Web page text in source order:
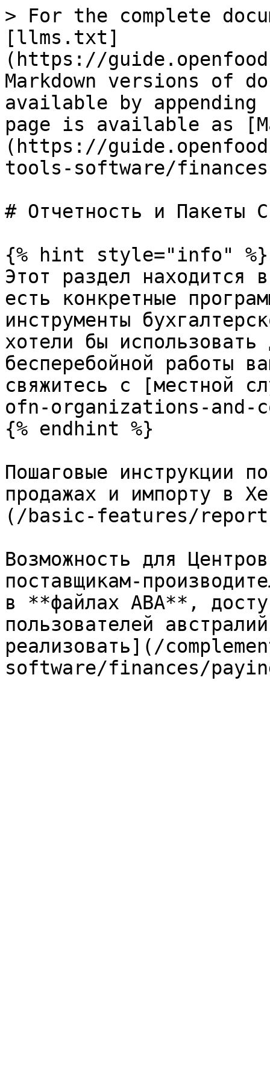
> For the complete
[llms.txt]
(https://
Markdown versions of
available by
page is available as
(https://
tools-software/
# Отчетность и Пакеты
{% hint style="info" %}
Этот раздел находится
есть конкретные
инструменты
хотели бы использовать
бесперебойной работы
свяжитесь с [местной
ofn-organizations-and-
{% endhint %}
Пошаговые инструкции
продажах и импорту в
(/basic-features/
Возможность для
поставщикам-
в **файлах ABA**,
пользователей
реализовать](/